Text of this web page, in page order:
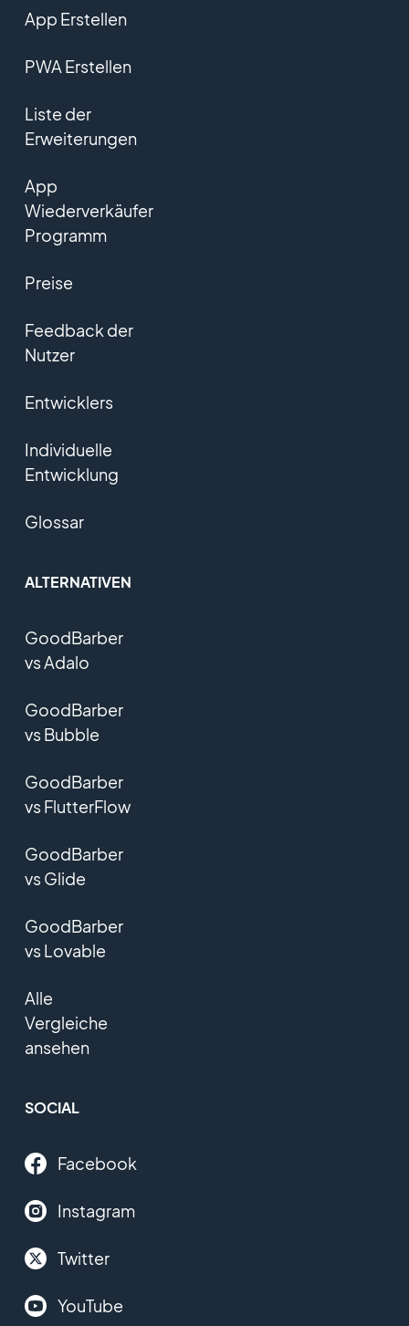
App Erstellen
PWA Erstellen
Liste der
Erweiterungen
App
Wiederverkäufer
Programm
Preise
Feedback der
Nutzer
Entwicklers
Individuelle
Entwicklung
Glossar
ALTERNATIVEN
GoodBarber
vs Adalo
GoodBarber
vs Bubble
GoodBarber
vs FlutterFlow
GoodBarber
vs Glide
GoodBarber
vs Lovable
Alle
Vergleiche
ansehen
SOCIAL
Facebook
Instagram
Twitter
YouTube